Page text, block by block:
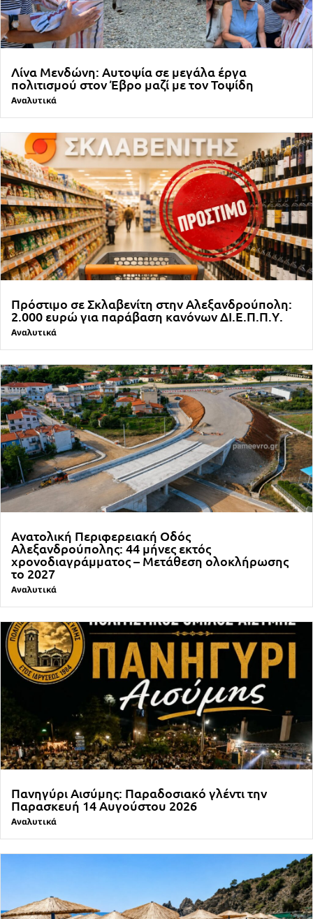
Λίνα Μενδώνη: Αυτοψία σε μεγάλα έργα
πολιτισμού στον Έβρο μαζί με τον Τοψίδη
Αναλυτικά
Πρόστιμο σε Σκλαβενίτη στην Αλεξανδρούπολη:
2.000 ευρώ για παράβαση κανόνων ΔΙ.Ε.Π.Π.Υ.
Αναλυτικά
Ανατολική Περιφερειακή Οδός
Αλεξανδρούπολης: 44 μήνες εκτός
χρονοδιαγράμματος – Μετάθεση ολοκλήρωσης
το 2027
Αναλυτικά
Πανηγύρι Αισύμης: Παραδοσιακό γλέντι την
Παρασκευή 14 Αυγούστου 2026
Αναλυτικά